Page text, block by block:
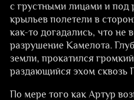
с грустными лицами и под
крыльев полетели в
как-то догадались, что не
разрушение Камелота.
земли, прокатился
раздающийся эхом сквозь
По мере того как Артур